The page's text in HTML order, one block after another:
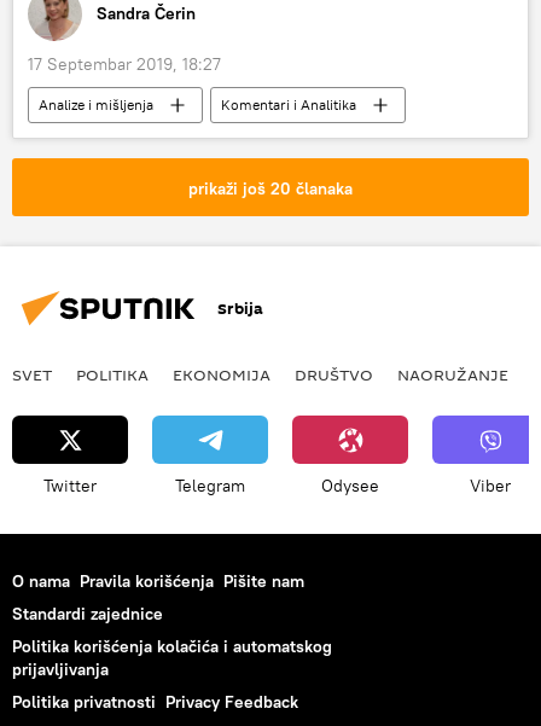
Sandra Čerin
17 Septembar 2019, 18:27
Analize i mišljenja
Komentari i Analitika
oružje
Saudijska Arabija
prikaži još 20 članaka
Srbija
SVET POLITIKA EKONOMIJA DRUŠTVO NAORUŽANJE
Twitter Telegram Odysee Viber
O nama Pravila korišćenja Pišite nam
Standardi zajednice
Politika korišćenja kolačića i automatskog
prijavljivanja
Politika privatnosti Privacy Feedback